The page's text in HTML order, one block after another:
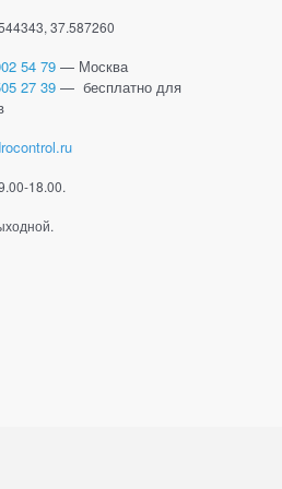
37.587260
54 79 — Москва
27 39 — бесплатно для
18.00.